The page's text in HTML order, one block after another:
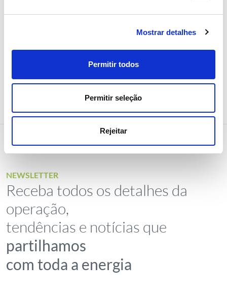
Mostrar detalhes
Permitir todos
Permitir seleção
Rejeitar
NEWSLETTER
Receba todos os detalhes da
operação,
tendências e notícias que
partilhamos
com toda a energia